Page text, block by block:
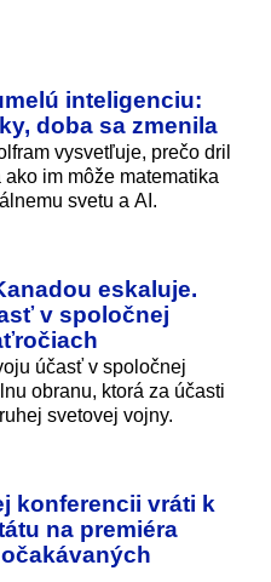
inteligenciu:
doba sa zmenila
vysvetľuje, prečo dril
im môže matematika
svetu a AI.
eskaluje.
v spoločnej
účasť v spoločnej
obranu, ktorá za účasti
svetovej vojny.
konferencii vráti k
na premiéra